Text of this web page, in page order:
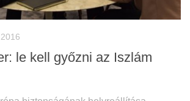
le kell győzni az Iszlám